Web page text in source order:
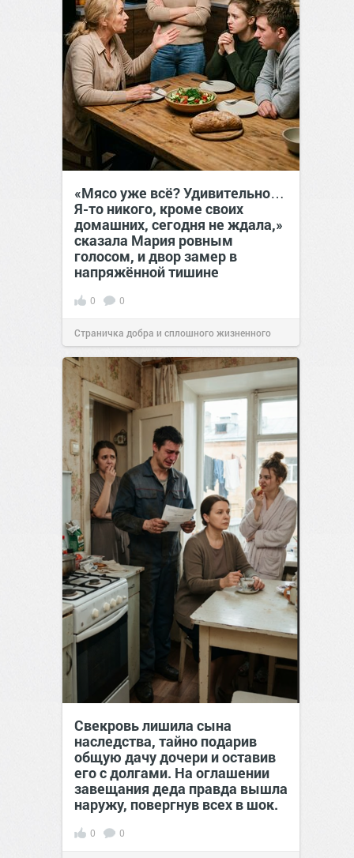
«Мясо уже всё? Удивительно…
Я-то никого, кроме своих
домашних, сегодня не ждала,»
сказала Мария ровным
голосом, и двор замер в
напряжённой тишине
0 0
Страничка добра и сплошного жизненного
позитива!15:3807 авг 2026
Свекровь лишила сына
наследства, тайно подарив
общую дачу дочери и оставив
его с долгами. На оглашении
завещания деда правда вышла
наружу, повергнув всех в шок.
0 0